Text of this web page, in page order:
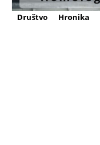
Društvo Hronika